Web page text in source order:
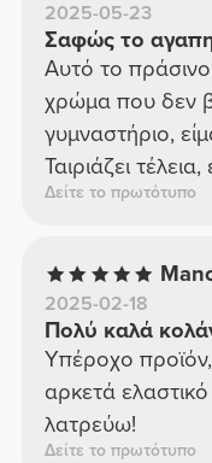
2025-05-23
Σαφώς το
Αυτό το
χρώμα που δεν
γυμναστήριο,
Ταιριάζει
Δείτε το πρωτότυπο
2025-02-18
Πολύ καλά
Υπέροχο
αρκετά ελαστικό
λατρεύω!
Δείτε το πρωτότυπο